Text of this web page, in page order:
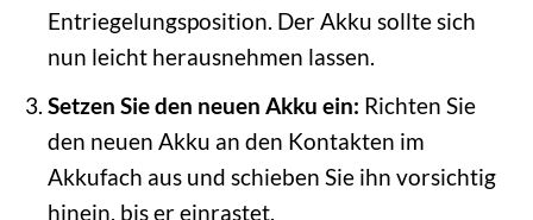
Entriegelungsposition. Der Akku sollte sich
nun leicht herausnehmen lassen.
Setzen Sie den neuen Akku ein: Richten Sie
den neuen Akku an den Kontakten im
Akkufach aus und schieben Sie ihn vorsichtig
hinein, bis er einrastet.